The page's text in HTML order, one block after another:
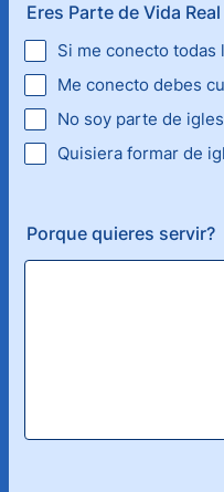
Eres Parte de Vida
Si me conecto todas
Me conecto debes
No soy parte de
Quisiera formar de
Porque quieres servir?